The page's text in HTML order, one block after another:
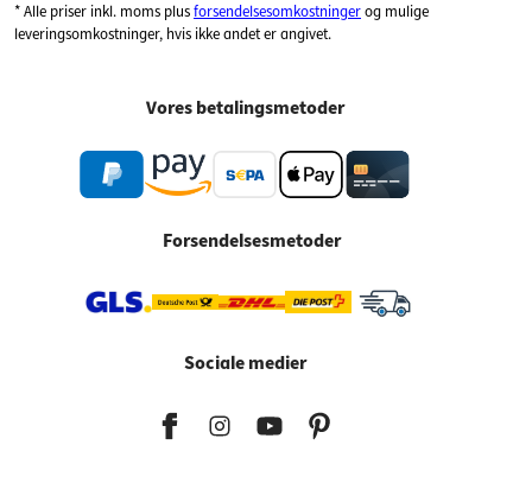
* Alle priser inkl. moms plusforsendelsesomkostningerog mulige
leveringsomkostninger, hvis ikke andet er angivet.
Vores betalingsmetoder
Forsendelsesmetoder
Sociale medier